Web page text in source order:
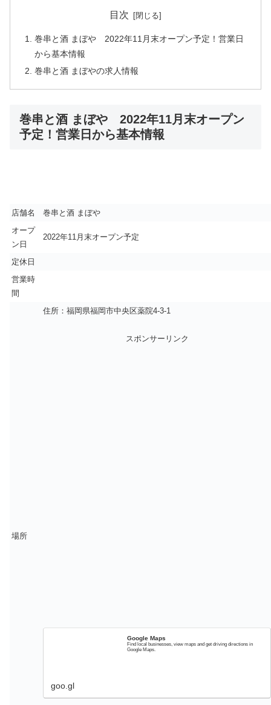
目次
巻串と酒 まぼや 2022年11月末オープン予定！営業日
から基本情報
巻串と酒 まぼやの求人情報
巻串と酒 まぼや 2022年11月末オープン
予定！営業日から基本情報
店舗名
巻串と酒 まぼや
オープ
ン日
2022年11月末オープン予定
定休日
営業時
間
場所
住所：福岡県福岡市中央区薬院4-3-1
スポンサーリンク
Google Maps
Find local businesses, view maps and get driving directions in
Google Maps.
goo.gl